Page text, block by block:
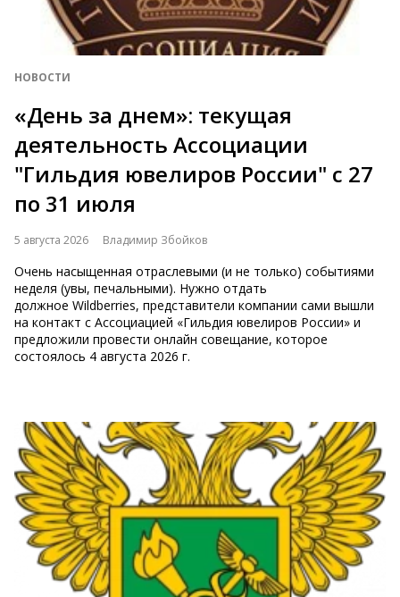
НОВОСТИ
«День за днем»: текущая
деятельность Ассоциации
"Гильдия ювелиров России" с 27
по 31 июля
5 августа 2026 Владимир Збойков
Очень насыщенная отраслевыми (и не только) событиями
неделя (увы, печальными). Нужно отдать
должное Wildberries, представители компании сами вышли
на контакт с Ассоциацией «Гильдия ювелиров России» и
предложили провести онлайн совещание, которое
состоялось 4 августа 2026 г.